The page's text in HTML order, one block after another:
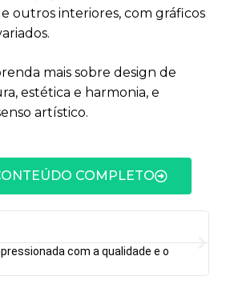
outros interiores, com gráficos
mais sobre design de
estética e harmonia, e
artístico.
COMPLETO
com a qualidade e o